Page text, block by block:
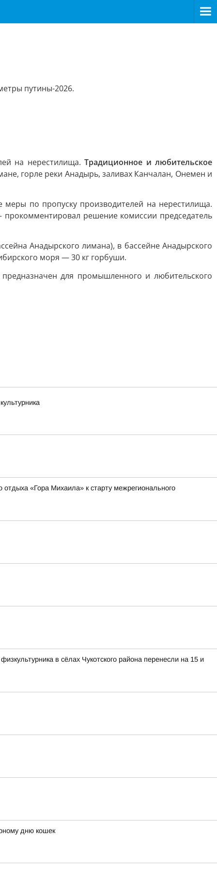
путины-2026.
на нерестилища.Традиционное и любительское
горле реки Анадырь, заливах Канчалан, Онемен и
по пропуску производителей на нерестилища.
решение комиссии председатель
Анадырского лимана), в бассейне Анадырского
моря — 30 кг горбуши.
для промышленного и любительского
«Гора Михаила» к старту межрегионального
в сёлах Чукотского района перенесли на 15 и
дню кошек